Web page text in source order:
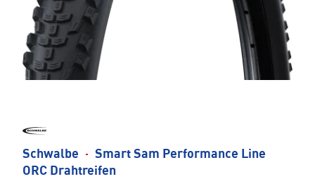
Schwalbe · Smart Sam Performance Line
ORC Drahtreifen